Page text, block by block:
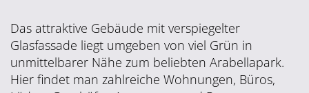
Das attraktive Gebäude mit verspiegelter
Glasfassade liegt umgeben von viel Grün in
unmittelbarer Nähe zum beliebten Arabellapark.
Hier findet man zahlreiche Wohnungen, Büros,